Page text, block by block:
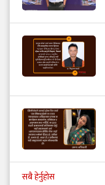
सबै हेर्नुहोस